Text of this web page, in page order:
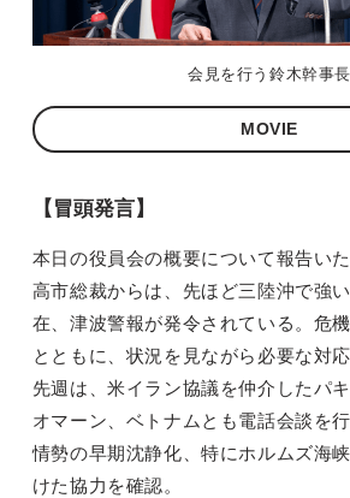
会見を行う鈴木幹事長
MOVIE
【冒頭発言】
本日の役員会の概要について報告いた
高市総裁からは、先ほど三陸沖で強
在、津波警報が発令されている。危
とともに、状況を見ながら必要な対
先週は、米イラン協議を仲介したパ
オマーン、ベトナムとも電話会談を
情勢の早期沈静化、特にホルムズ海
けた協力を確認。